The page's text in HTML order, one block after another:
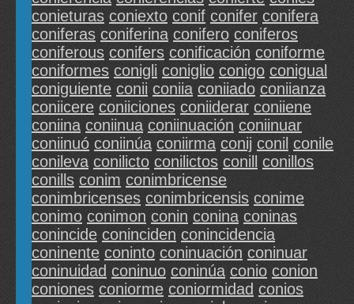
conieturas coniexto conif conifer conifera
coniferas coniferina conifero coniferos
coniferous conifers conificación coniforme
coniformes conigli coniglio conigo conigual
coniguiente conii coniia coniiado coniianza
coniicere coniiciones coniiderar coniiene
coniina coniinua coniinuación coniinuar
coniinuó coniinúa coniirma conij conil conile
conileva conilicto conilictos conill
conillos
conills conim conimbricense
conimbricenses conimbricensis conime
conimo conimon conin conina coninas
conincide coninciden conincidencia
coninente coninto coninuación coninuar
coninuidad coninuo coninúa conio conion
coniones coniorme coniormidad conios